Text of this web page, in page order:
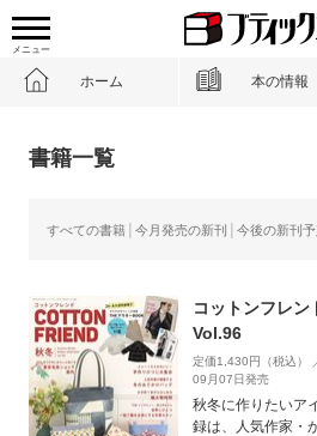
メニュー
ホーム 本の情報
書籍一覧
すべての書籍 今月発売の新刊 今後の新刊予
コットンフレ
Vol.96
定価1,430円（税込）
09月07日発売
秋冬に作りたいア
録は、人気作家・